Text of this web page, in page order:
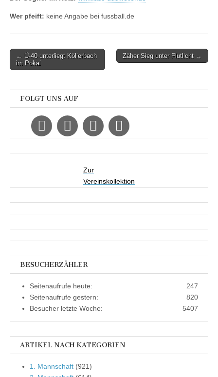
Wer pfeift: keine Angabe bei fussball.de
Post
navigation
← Ü-40 unterliegt Köllerbach
im Pokal
Zäher Sieg unter Flutlicht →
FOLGT UNS AUF
Zur
Vereinskollektion
BESUCHERZÄHLER
247
Seitenaufrufe heute:
820
Seitenaufrufe gestern:
5407
Besucher letzte Woche:
ARTIKEL NACH KATEGORIEN
1. Mannschaft (921)